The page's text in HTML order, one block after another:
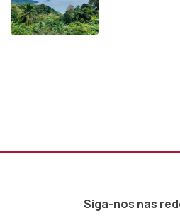
Siga-nos nas